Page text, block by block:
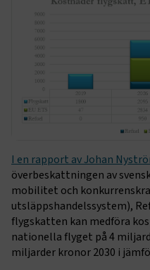
I en rapport av Johan
överbeskattningen av
mobilitet och
utsläppshandelssystem),
flygskatten kan medföra
nationella flyget på 4
miljarder kronor 2030 i